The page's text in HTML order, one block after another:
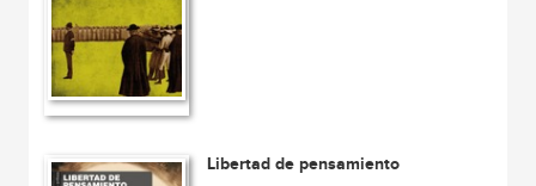
Libertad de pensamiento